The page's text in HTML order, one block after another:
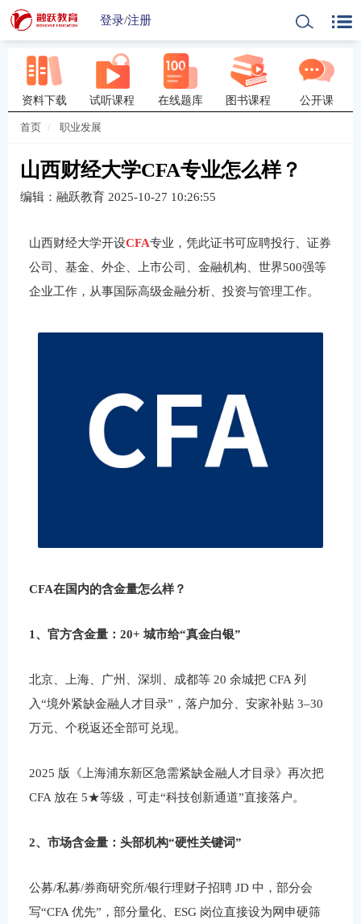
登录/注册
资料下载 试听课程 在线题库 图书课程 公开课
首页 职业发展
山西财经大学CFA专业怎么样？
编辑：融跃教育 2025-10-27 10:26:55
山西财经大学开设CFA专业，凭此证书可应聘投行、证券
公司、基金、外企、上市公司、金融机构、世界500强等
企业工作，从事国际高级金融分析、投资与管理工作。
CFA在国内的含金量怎么样？
1、官方含金量：20+ 城市给“真金白银”
北京、上海、广州、深圳、成都等 20 余城把 CFA 列
入“境外紧缺金融人才目录”，落户加分、安家补贴 3–30
万元、个税返还全部可兑现。
2025 版《上海浦东新区急需紧缺金融人才目录》再次把
CFA 放在 5★等级，可走“科技创新通道”直接落户。
2、市场含金量：头部机构“硬性关键词”
公募/私募/券商研究所/银行理财子招聘 JD 中，部分会
写“CFA 优先”，部分量化、ESG 岗位直接设为网申硬筛